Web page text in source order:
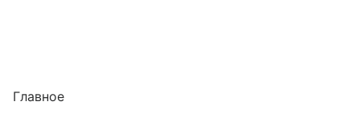
Главное